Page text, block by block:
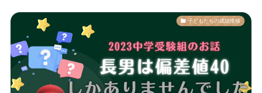
子どもたちの成績推移